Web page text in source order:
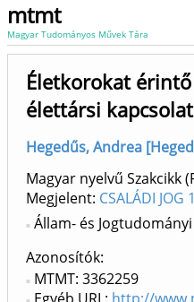
mtmt
Magyar Tudományos Művek Tára
Életkorokat
élettársi kapcsolat
Hegedűs, Andrea
Magyar nyelvű Szakcikk
Megjelent: CSALÁDI JOG
Állam- és
Azonosítók
MTMT: 3362259